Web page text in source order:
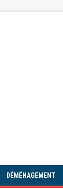
DÉMÉNAGEMENT